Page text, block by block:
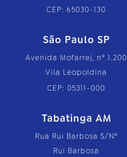
CEP: 65030-130
São Paulo SP
Avenida Mofarrej, nº 1.200
Vila Leopoldina
CEP: 05311-000
Tabatinga AM
Rua Rui Barbosa S/Nº
Rui Barbosa